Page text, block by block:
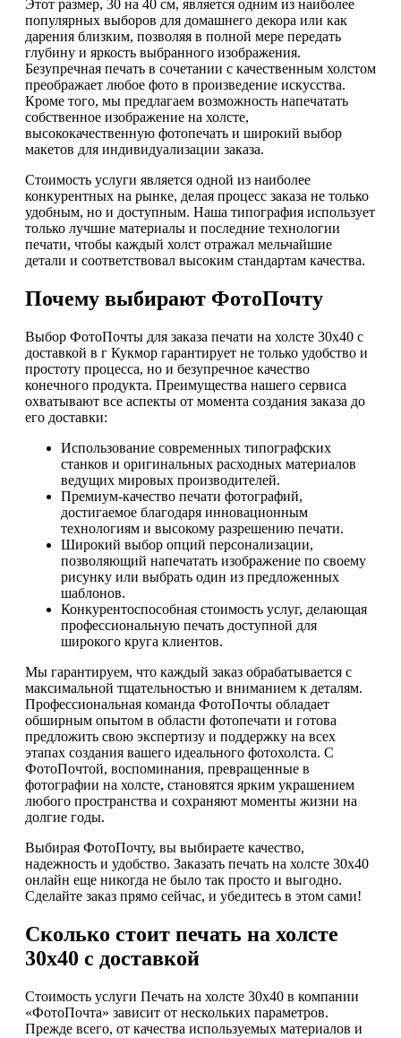
Этот размер, 30 на 40 см, является одним из наиболее
популярных выборов для домашнего декора или как
дарения близким, позволяя в полной мере передать
глубину и яркость выбранного изображения.
Безупречная печать в сочетании с качественным холстом
преображает любое фото в произведение искусства.
Кроме того, мы предлагаем возможность напечатать
собственное изображение на холсте,
высококачественную фотопечать и широкий выбор
макетов для индивидуализации заказа.
Стоимость услуги является одной из наиболее
конкурентных на рынке, делая процесс заказа не только
удобным, но и доступным. Наша типография использует
только лучшие материалы и последние технологии
печати, чтобы каждый холст отражал мельчайшие
детали и соответствовал высоким стандартам качества.
Почему выбирают ФотоПочту
Выбор ФотоПочты для заказа печати на холсте 30х40 с
доставкой в г Кукмор гарантирует не только удобство и
простоту процесса, но и безупречное качество
конечного продукта. Преимущества нашего сервиса
охватывают все аспекты от момента создания заказа до
его доставки:
Использование современных типографских
станков и оригинальных расходных материалов
ведущих мировых производителей.
Премиум-качество печати фотографий,
достигаемое благодаря инновационным
технологиям и высокому разрешению печати.
Широкий выбор опций персонализации,
позволяющий напечатать изображение по своему
рисунку или выбрать один из предложенных
шаблонов.
Конкурентоспособная стоимость услуг, делающая
профессиональную печать доступной для
широкого круга клиентов.
Мы гарантируем, что каждый заказ обрабатывается с
максимальной тщательностью и вниманием к деталям.
Профессиональная команда ФотоПочты обладает
обширным опытом в области фотопечати и готова
предложить свою экспертизу и поддержку на всех
этапах создания вашего идеального фотохолста. С
ФотоПочтой, воспоминания, превращенные в
фотографии на холсте, становятся ярким украшением
любого пространства и сохраняют моменты жизни на
долгие годы.
Выбирая ФотоПочту, вы выбираете качество,
надежность и удобство. Заказать печать на холсте 30х40
онлайн еще никогда не было так просто и выгодно.
Сделайте заказ прямо сейчас, и убедитесь в этом сами!
Сколько стоит печать на холсте
30х40 с доставкой
Стоимость услуги Печать на холсте 30х40 в компании
«ФотоПочта» зависит от нескольких параметров.
Прежде всего, от качества используемых материалов и